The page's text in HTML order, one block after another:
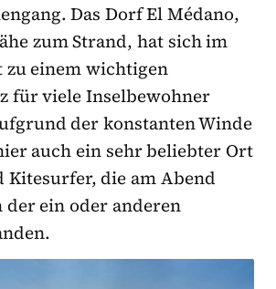
Das Dorf El Médano,
zum Strand, hat sich im
zu einem wichtigen
für viele Inselbewohner
der konstanten Winde
auch ein sehr beliebter Ort
Kitesurfer, die am Abend
der ein oder anderen